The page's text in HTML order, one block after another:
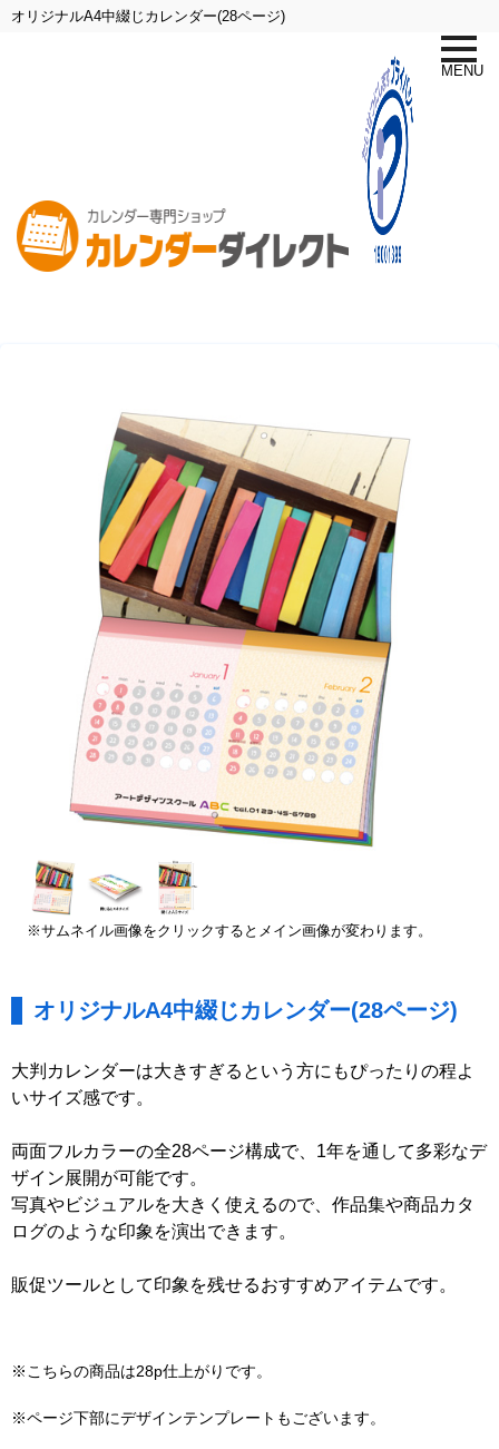
オリジナルA4中綴じカレンダー(28ページ)
toggle
MENU
※サムネイル画像をクリックするとメイン画像が変わります。
オリジナルA4中綴じカレンダー(28ページ)
大判カレンダーは大きすぎるという方にもぴったりの程よ
いサイズ感です。
両面フルカラーの全28ページ構成で、1年を通して多彩なデ
ザイン展開が可能です。
写真やビジュアルを大きく使えるので、作品集や商品カタ
ログのような印象を演出できます。
販促ツールとして印象を残せるおすすめアイテムです。
※こちらの商品は28p仕上がりです。
※ページ下部にデザインテンプレートもございます。